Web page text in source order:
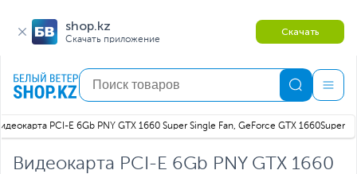
shop.kz
Скачать приложение
Скачать
PCI-E 6Gb PNY GTX 1660 Super Single Fan, GeForce GTX 1660Super
Видеокарта PCI-E 6Gb PNY GTX 1660